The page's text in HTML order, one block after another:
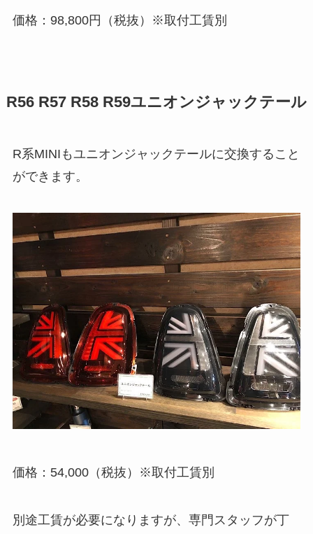
価格：98,800円（税抜）※取付工賃別
R56 R57 R58 R59ユニオンジャックテール
R系MINIもユニオンジャックテールに交換すること
ができます。
価格：54,000（税抜）※取付工賃別
別途工賃が必要になりますが、専門スタッフが丁